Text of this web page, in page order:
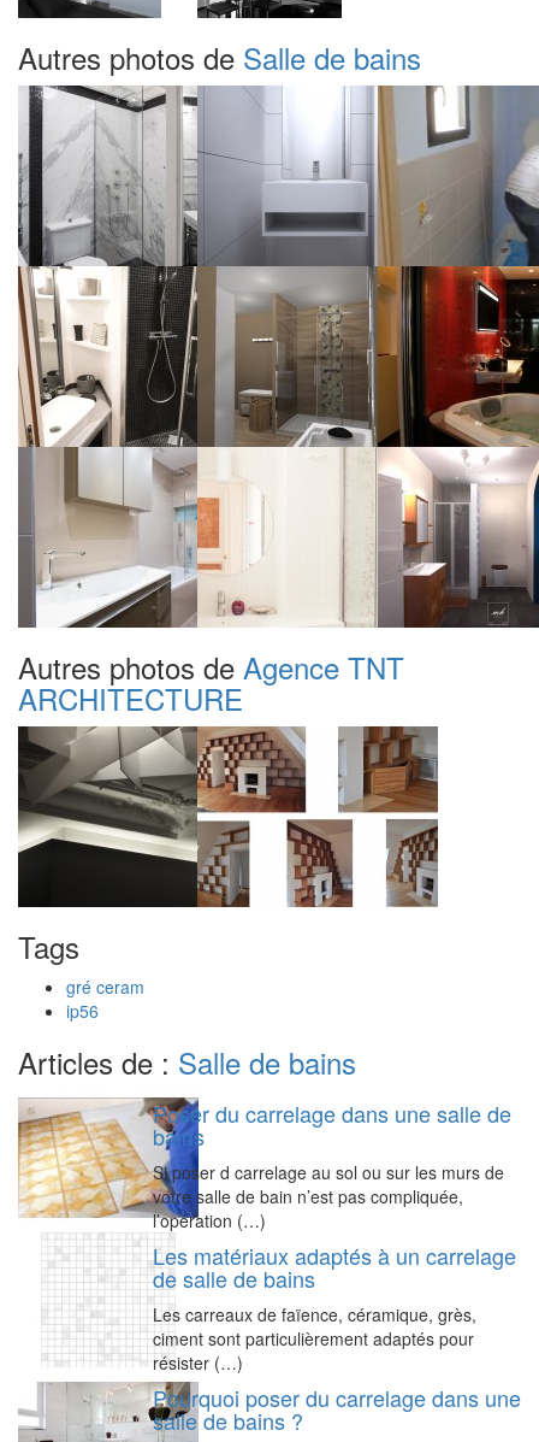
Autres photos de Salle de bains
Autres photos de Agence TNT
ARCHITECTURE
Tags
gré ceram
ip56
Articles de : Salle de bains
Poser du carrelage dans une salle de
bains
Si poser d carrelage au sol ou sur les murs de
votre salle de bain n’est pas compliquée,
l’opération (…)
Les matériaux adaptés à un carrelage
de salle de bains
Les carreaux de faïence, céramique, grès,
ciment sont particulièrement adaptés pour
résister (…)
Pourquoi poser du carrelage dans une
salle de bains ?